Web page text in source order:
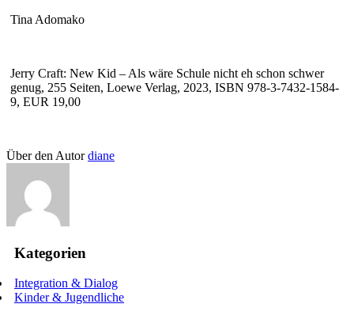
Tina Adomako
Jerry Craft: New Kid – Als wäre Schule nicht eh schon schwer
genug, 255 Seiten, Loewe Verlag, 2023, ISBN 978-3-7432-1584-
9, EUR 19,00
Über den Autordiane
Kategorien
Integration & Dialog
Kinder & Jugendliche